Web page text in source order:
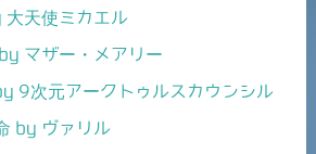
天使ミカエル
マザー・メアリー
9次元アークトゥルスカウンシル
by ヴァリル